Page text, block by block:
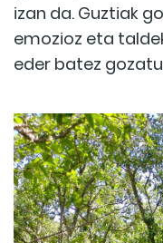
izan da. Guztiak
emozioz eta
eder batez